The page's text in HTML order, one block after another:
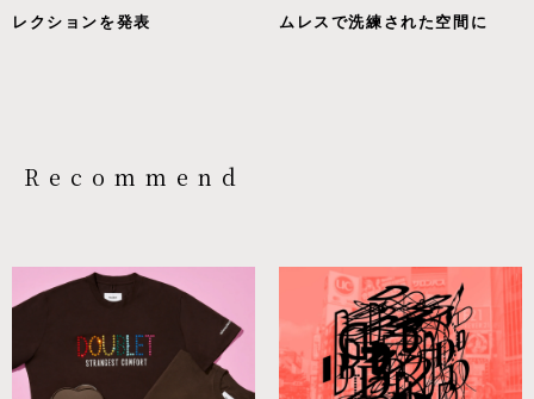
レクションを発表
ムレスで洗練された空間に
Recommend